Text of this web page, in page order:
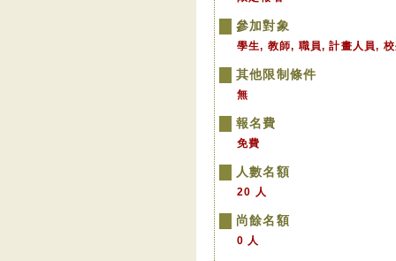
參加對象
學生, 教師, 職員, 計畫人員, 校
其他限制條件
無
報名費
免費
人數名額
20 人
尚餘名額
0 人